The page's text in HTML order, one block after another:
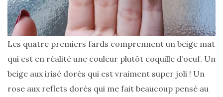
CATÉGORIES
DU BLOG
Beauté
(640)
Les quatre premiers fards comprennent un beige mat
qui est en réalité une couleur plutôt coquille d’oeuf. Un
beige aux irisé dorés qui est vraiment super joli ! Un
rose aux reflets dorés qui me fait beaucoup pensé au